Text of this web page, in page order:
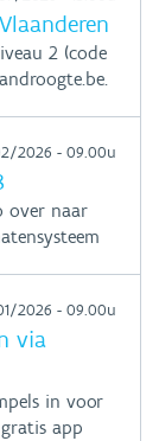
2 (code
2026 - 09.00u
over naar
2026 - 09.00u
via
in voor
app